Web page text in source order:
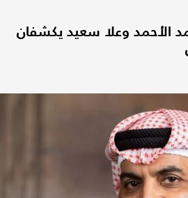
الأحمد وعلا سعيد يكشفان